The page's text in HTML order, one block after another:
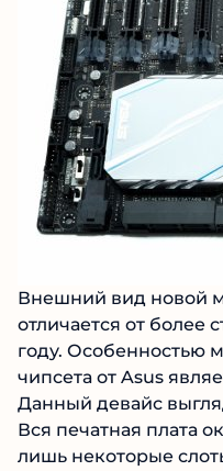
Внешний вид новой
отличается от более
году. Особенностью
чипсета от Asus
Данный девайс
Вся печатная плата
лишь некоторые